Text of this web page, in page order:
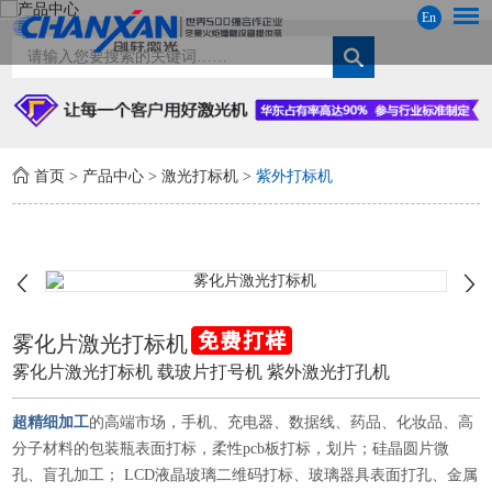
En
首页 > 产品中心 >激光打标机 >紫外打标机
雾化片激光打标机
雾化片激光打标机 载玻片打号机 紫外激光打孔机
超精细加工的高端市场，手机、充电器、数据线、药品、化妆品、高
分子材料的包装瓶表面打标，柔性pcb板打标，划片；硅晶圆片微
孔、盲孔加工； LCD液晶玻璃二维码打标、玻璃器具表面打孔、金属